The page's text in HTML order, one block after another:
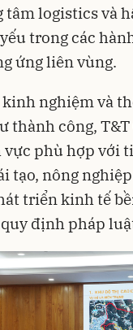
logistics và
trong các
ứng liên vùng.
kinh nghiệm và
thành công,
phù hợp với
tạo, nông
triển kinh tế
định pháp